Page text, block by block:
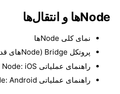
Nodeها و انتقال‌ها
نمای کلی Nodeها
پروتکل Bridge (Nodeهای قدیمی، تاریخی)
راهنمای عملیاتی Node: iOS
راهنمای عملیاتی Node: Android